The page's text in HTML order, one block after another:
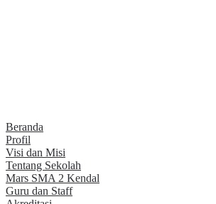
Beranda
Profil
Visi dan Misi
Tentang Sekolah
Mars SMA 2 Kendal
Guru dan Staff